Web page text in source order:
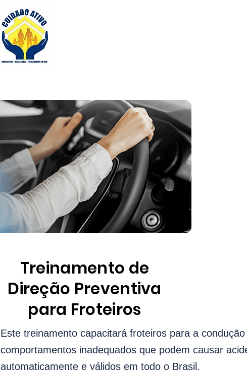
Treinamento de
Direção Preventiva
para Froteiros
Este treinamento capacitará froteiros para a
comportamentos inadequados que podem causar
automaticamente e válidos em todo o Brasil.